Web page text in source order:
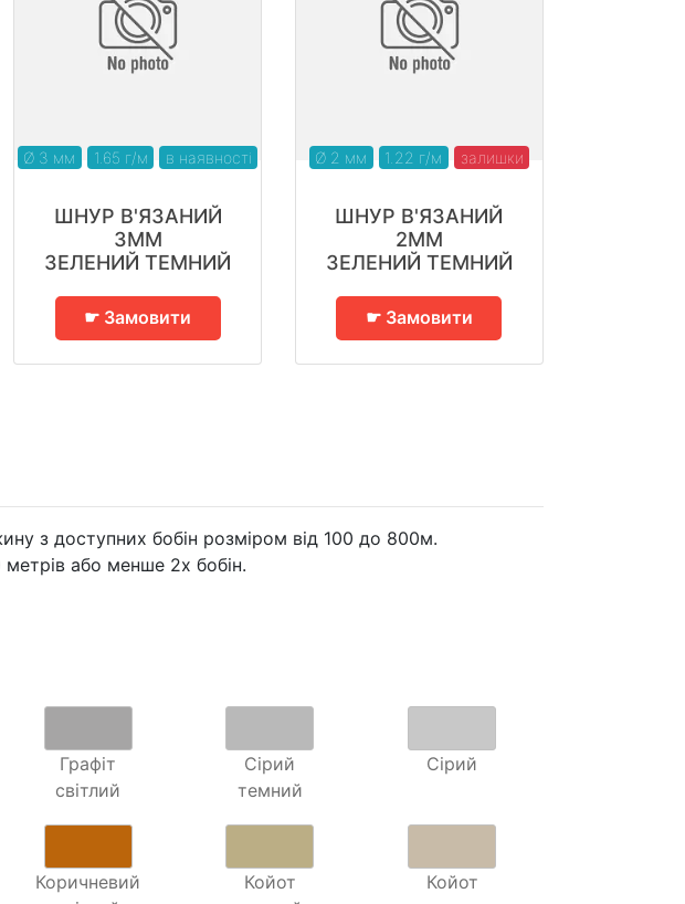
Ø 3 мм 1.65 г/м в наявності
ШНУР В'ЯЗАНИЙ
3ММ
ЗЕЛЕНИЙ ТЕМНИЙ
☛ Замовити
Ø 2 мм 1.22 г/м залишки
ШНУР В'ЯЗАНИЙ
2ММ
ЗЕЛЕНИЙ ТЕМНИЙ
☛ Замовити
з доступних бобін розміром від 100 до 800м.
або менше 2х бобін.
Графіт
світлий
Сірий
темний
Сірий
Коричневий
Койот
Койот